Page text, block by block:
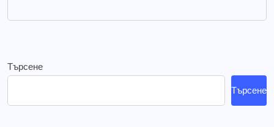
Търсене
Търсене